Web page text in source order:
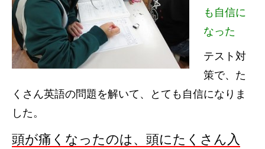
も自信に
なった
テスト対
策で、た
くさん英語の問題を解いて、とても自信になりま
した。
頭が痛くなったのは、頭にたくさん入